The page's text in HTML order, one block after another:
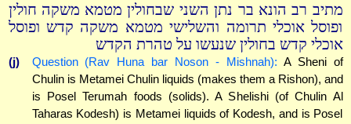
מתיב רב הונא בר נתן השני שבחולין מטמא משקה חולין
ופוסל אוכלי תרומה והשלישי מטמא משקה קדש ופוסל
אוכלי קדש בחולין שנעשו על טהרת הקדש
(j) Question (Rav Huna bar Noson - Mishnah): A Sheni of
Chulin is Metamei Chulin liquids (makes them a Rishon), and
is Posel Terumah foods (solids). A Shelishi (of Chulin Al
Taharas Kodesh) is Metamei liquids of Kodesh, and is Posel